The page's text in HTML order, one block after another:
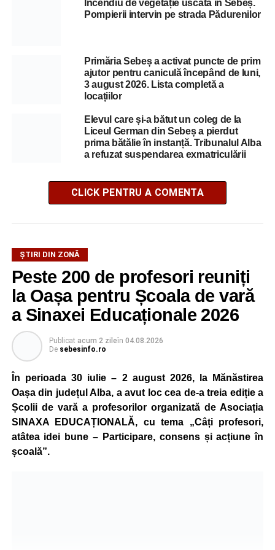
Incendiu de vegetație uscată în Sebeș.
Pompierii intervin pe strada Pădurenilor
Primăria Sebeș a activat puncte de prim
ajutor pentru caniculă începând de luni,
3 august 2026. Lista completă a
locațiilor
Elevul care și-a bătut un coleg de la
Liceul German din Sebeș a pierdut
prima bătălie în instanță. Tribunalul Alba
a refuzat suspendarea exmatriculării
CLICK PENTRU A COMENTA
ȘTIRI DIN ZONĂ
Peste 200 de profesori reuniți
la Oașa pentru Școala de vară
a Sinaxei Educaționale 2026
Publicat acum 2 zileîn 04.08.2026
De sebesinfo.ro
În perioada 30 iulie – 2 august 2026, la Mănăstirea
Oașa din județul Alba, a avut loc cea de-a treia ediție a
Școlii de vară a profesorilor organizată de Asociația
SINAXA EDUCAȚIONALĂ, cu tema „Câți profesori,
atâtea idei bune – Participare, consens și acțiune în
școală”.